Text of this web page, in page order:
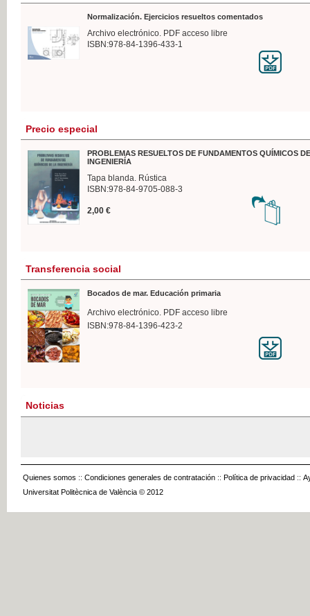
Normalización. Ejercicios resueltos comentados
Archivo electrónico. PDF acceso libre
ISBN:978-84-1396-433-1
Precio especial
PROBLEMAS RESUELTOS DE FUNDAMENTOS QUÍMICOS
INGENIERÍA
Tapa blanda. Rústica
ISBN:978-84-9705-088-3
2,00 €
Transferencia social
Bocados de mar. Educación primaria
Archivo electrónico. PDF acceso libre
ISBN:978-84-1396-423-2
Noticias
Quienes somos :: Condiciones generales de contratación :: Política de privacidad ::
Universitat Politècnica de València © 2012